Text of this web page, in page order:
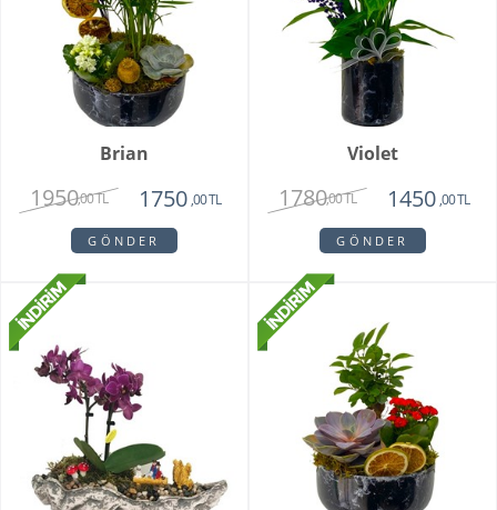
Brian
1950,00 TL 1750 ,00 TL
GÖNDER
Violet
1780,00 TL 1450 ,00 TL
GÖNDER